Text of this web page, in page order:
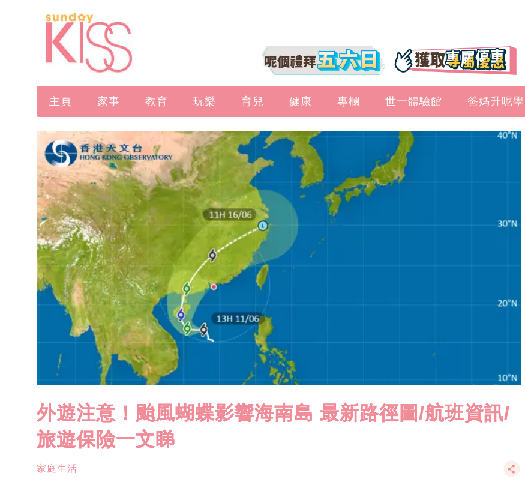
主頁 家事 教育 玩樂 育兒 健康 專欄 世一體驗館 爸媽升呢
外遊注意！颱風蝴蝶影響海南島 最新路徑圖/航班資訊/
旅遊保險一文睇
家庭生活